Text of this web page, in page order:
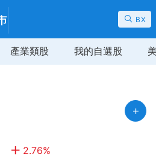
BX
產業類股 我的自選股
2.76%